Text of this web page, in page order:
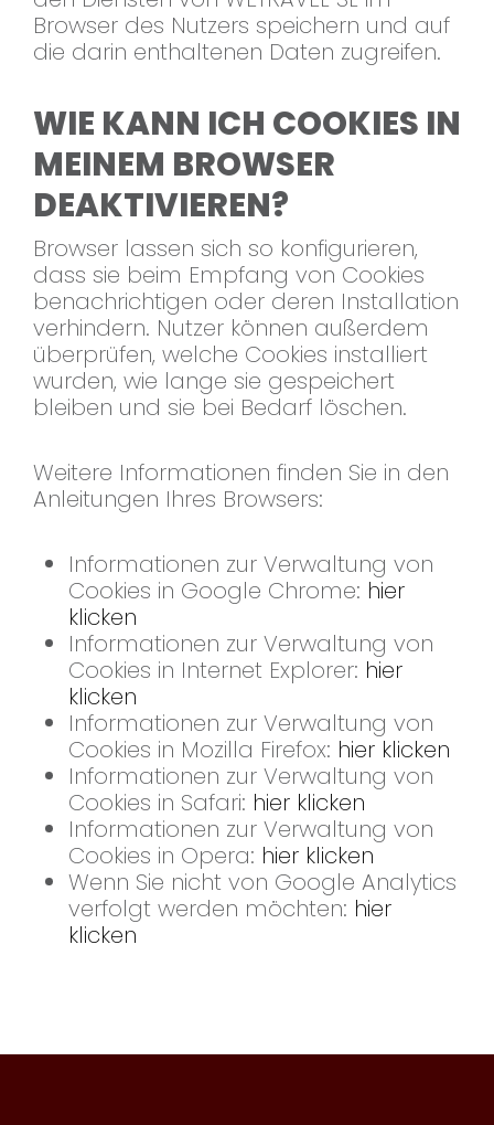
Browser des Nutzers speichern und auf
die darin enthaltenen Daten zugreifen.
WIE KANN ICH COOKIES IN
MEINEM BROWSER
DEAKTIVIEREN?
Browser lassen sich so konfigurieren,
dass sie beim Empfang von Cookies
benachrichtigen oder deren Installation
verhindern. Nutzer können außerdem
überprüfen, welche Cookies installiert
wurden, wie lange sie gespeichert
bleiben und sie bei Bedarf löschen.
Weitere Informationen finden Sie in den
Anleitungen Ihres Browsers:
Informationen zur Verwaltung von
Cookies in Google Chrome: hier
klicken
Informationen zur Verwaltung von
Cookies in Internet Explorer: hier
klicken
Informationen zur Verwaltung von
Cookies in Mozilla Firefox: hier klicken
Informationen zur Verwaltung von
Cookies in Safari: hier klicken
Informationen zur Verwaltung von
Cookies in Opera: hier klicken
Wenn Sie nicht von Google Analytics
verfolgt werden möchten: hier
klicken